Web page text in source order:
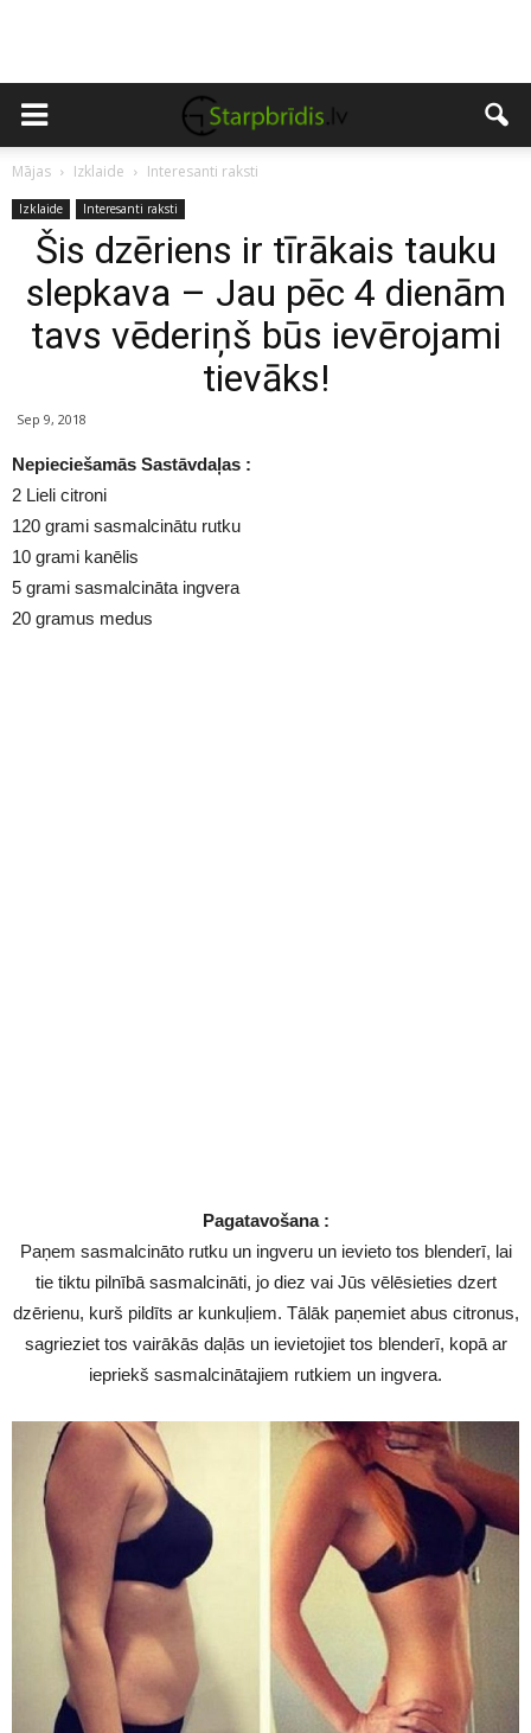
Mājas Izklaide Interesanti raksti
Izklaide Interesanti raksti
Šis dzēriens ir tīrākais tauku
slepkava – Jau pēc 4 dienām
tavs vēderiņš būs ievērojami
tievāks!
Sep 9, 2018
Nepieciešamās Sastāvdaļas :
2 Lieli citroni
120 grami sasmalcinātu rutku
10 grami kanēlis
5 grami sasmalcināta ingvera
20 gramus medus
Pagatavošana :
Paņem sasmalcināto rutku un ingveru un ievieto tos blenderī, lai
tie tiktu pilnībā sasmalcināti, jo diez vai Jūs vēlēsieties dzert
dzērienu, kurš pildīts ar kunkuļiem. Tālāk paņemiet abus citronus,
sagrieziet tos vairākās daļās un ievietojiet tos blenderī, kopā ar
iepriekš sasmalcinātajiem rutkiem un ingvera.